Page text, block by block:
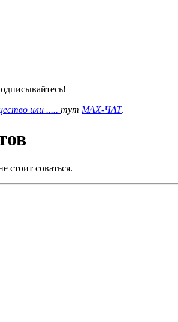
или ..... тут MAX-ЧАТ.
стоит соваться.